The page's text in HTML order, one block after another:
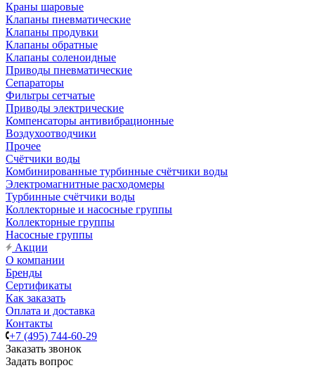
Краны шаровые
Клапаны пневматические
Клапаны продувки
Клапаны обратные
Клапаны соленоидные
Приводы пневматические
Сепараторы
Фильтры сетчатые
Приводы электрические
Компенсаторы антивибрационные
Воздухоотводчики
Прочее
Счётчики воды
Комбинированные турбинные счётчики воды
Электромагнитные расходомеры
Турбинные счётчики воды
Коллекторные и насосные группы
Коллекторные группы
Насосные группы
Акции
О компании
Бренды
Сертификаты
Как заказать
Оплата и доставка
Контакты
+7 (495) 744-60-29
Заказать звонок
Задать вопрос